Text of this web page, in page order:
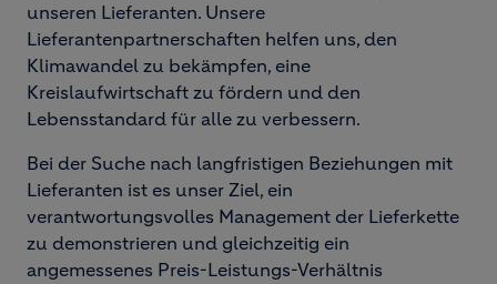
unseren Lieferanten. Unsere
Lieferantenpartnerschaften helfen uns, den
Klimawandel zu bekämpfen, eine
Kreislaufwirtschaft zu fördern und den
Lebensstandard für alle zu verbessern.
Bei der Suche nach langfristigen Beziehungen mit
Lieferanten ist es unser Ziel, ein
verantwortungsvolles Management der Lieferkette
zu demonstrieren und gleichzeitig ein
angemessenes Preis-Leistungs-Verhältnis